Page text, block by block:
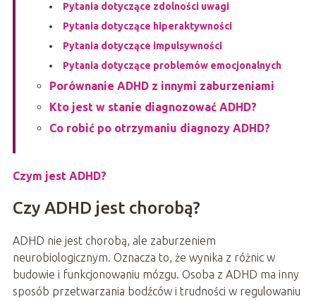
Pytania dotyczące zdolności uwagi
Pytania dotyczące hiperaktywności
Pytania dotyczące impulsywności
Pytania dotyczące problemów emocjonalnych
Porównanie ADHD z innymi zaburzeniami
Kto jest w stanie diagnozować ADHD?
Co robić po otrzymaniu diagnozy ADHD?
Czym jest ADHD?
Czy ADHD jest chorobą?
ADHD nie jest chorobą, ale zaburzeniem
neurobiologicznym. Oznacza to, że wynika z różnic w
budowie i funkcjonowaniu mózgu. Osoba z ADHD ma inny
sposób przetwarzania bodźców i trudności w regulowaniu